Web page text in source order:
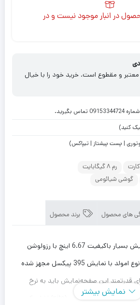
در انبار موجود نیست و در
و مقطوع است. خرید خود را با خیال
بگیرید.
کنید)
| پست پیشتاز | تیپاکس)
رم 8 گیگابایت
گوشی شیائومی
های محصول برند محصول
این گوشی به صفحه‌نمایش بسیار با‌کیفیت 6.67 اینچ با رزولوشن
1080×2400 پیکسل از نوع امولد با نمایش 395 پیکسل مجهز شده
قدرتمند این صفحه‌نمایش باید به نرخ
نمایش بیشتر